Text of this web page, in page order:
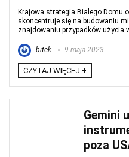
Krajowa strategia Białego Domu
skoncentruje się na budowaniu
znajdowaniu przypadków użycia
bitek 9 maja 2023
CZYTAJ WIĘCEJ +
Gemini
poza